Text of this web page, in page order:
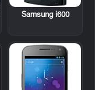
Samsung i600